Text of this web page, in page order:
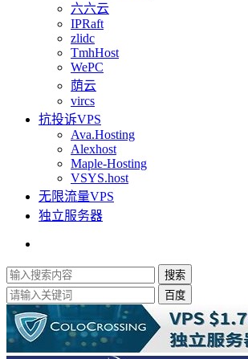
六六云
IPRaft
zlidc
TmhHost
WePC
荫云
vircs
抗投诉VPS
Ava.Hosting
Alexhost
Maple-Hosting
VSYS.host
无限流量VPS
独立服务器